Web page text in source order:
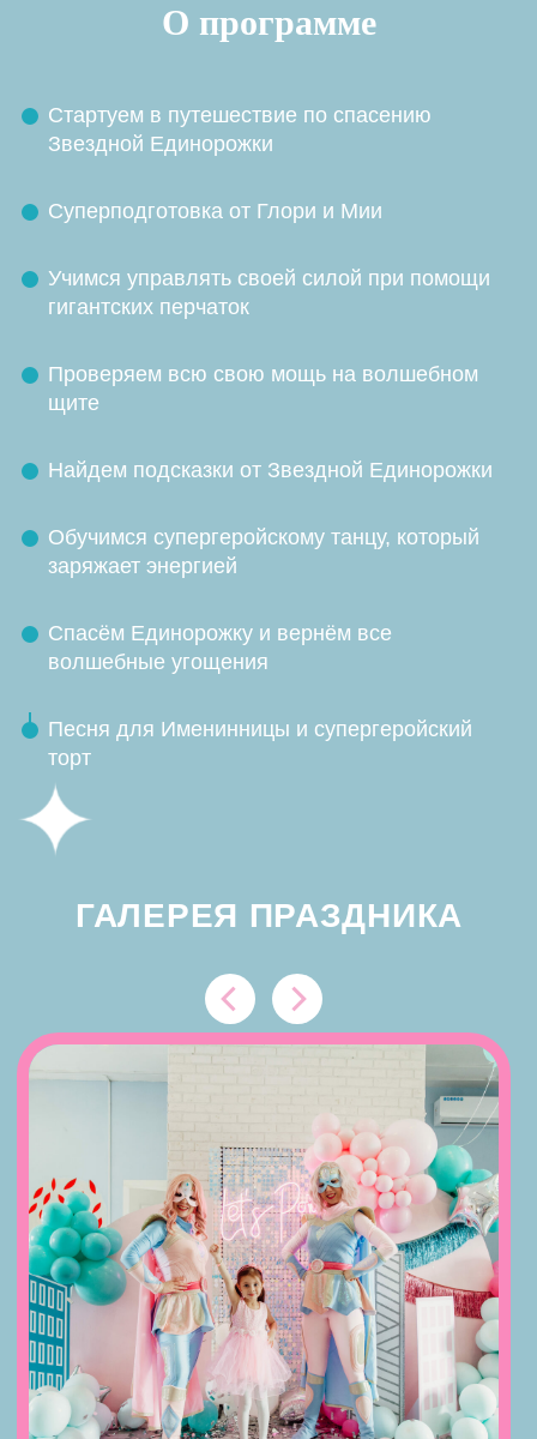
О программе
Стартуем в путешествие по спасению
Звездной Единорожки
Суперподготовка от Глори и Мии
Учимся управлять своей силой при помощи
гигантских перчаток
Проверяем всю свою мощь на волшебном
щите
Найдем подсказки от Звездной Единорожки
Обучимся супергеройскому танцу, который
заряжает энергией
Спасём Единорожку и вернём все
волшебные угощения
Песня для Именинницы и супергеройский
торт
ГАЛЕРЕЯ ПРАЗДНИКА
Дополните праздник яркой
Вечеринку с зажигательными танцами
и фееричной бумажной дискотекой
заказывали?! Ведь тот, кто не видел
бумажной феерии — ничего не знает
о зажигательном детском празднике!
Бумажная дискотека-настоящий хит ЧЧ.
Если вы еще не пробовали, тогда
БУМАЖНАЯ ДИСКОТЕКА